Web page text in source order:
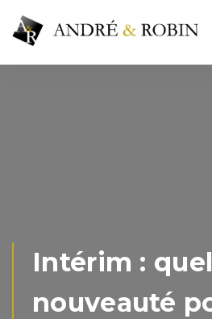
Intérim :
nouveauté